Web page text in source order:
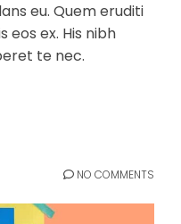
eu. Quem eruditi
eos ex. His nibh
te nec.
NO COMMENTS